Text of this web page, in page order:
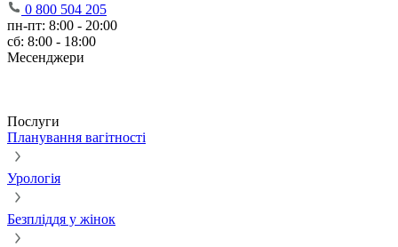
0 800 504 205
пн-пт: 8:00 - 20:00
сб: 8:00 - 18:00
Месенджери
Послуги
Планування вагітності
Урологія
Безпліддя у жінок